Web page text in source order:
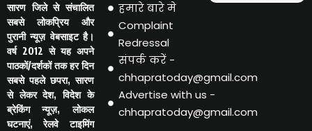
सारण जिले से संचालित
सबसे लोकप्रिय और
पुरानी न्यूज़ वेबसाइट है।
वर्ष 2012 से यह अपने
पाठकों/दर्शकों तक हर दिन
सबसे पहले छपरा, सारण
से लेकर देश, विदेश के
ब्रेकिंग न्यूज़, लोकल
घटनाएं, रेलवे टाइमिंग
हमारे बारे मे
Complaint
Redressal
संपर्क करें -
chhapratoday@gmail.com
Advertise with us -
chhapratoday@gmail.com